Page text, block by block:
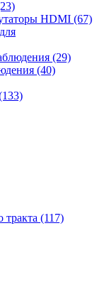
HDMI (67)
(29)
(40)
тракта (117)